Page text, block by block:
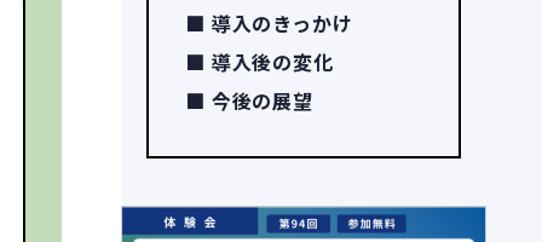
導入のきっかけ
導入後の変化
今後の展望